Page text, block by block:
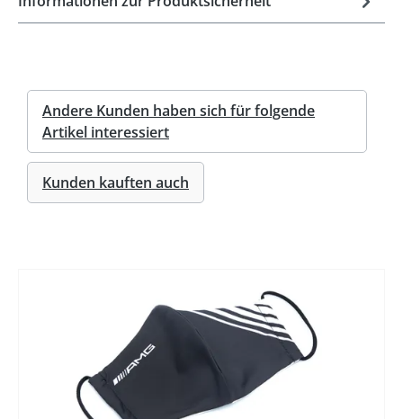
Andere Kunden haben sich für folgende
Artikel interessiert
Kunden kauften auch